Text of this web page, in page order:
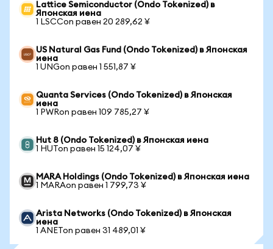
Lattice Semiconductor (Ondo Tokenized) в
Японская иена
1 LSCCon равен 20 289,62 ¥
US Natural Gas Fund (Ondo Tokenized) в Японская
иена
1 UNGon равен 1 551,87 ¥
Quanta Services (Ondo Tokenized) в Японская
иена
1 PWRon равен 109 785,27 ¥
Hut 8 (Ondo Tokenized) в Японская иена
1 HUTon равен 15 124,07 ¥
MARA Holdings (Ondo Tokenized) в Японская иена
1 MARAon равен 1 799,73 ¥
Arista Networks (Ondo Tokenized) в Японская
иена
1 ANETon равен 31 489,01 ¥